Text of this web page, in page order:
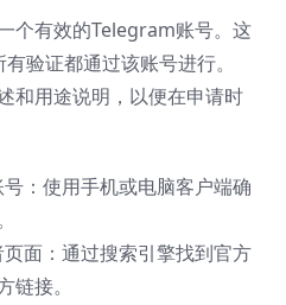
个有效的Telegram账号。这
验证都通过该账号进行。
和用途说明，以便在申请时
：使用手机或电脑客户端确
面：通过搜索引擎找到官方
链接。